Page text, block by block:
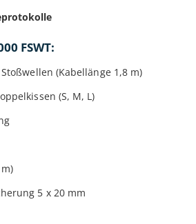
FSWT:
(Kabellänge 1,8 m)
(S, M, L)
5 x 20 mm